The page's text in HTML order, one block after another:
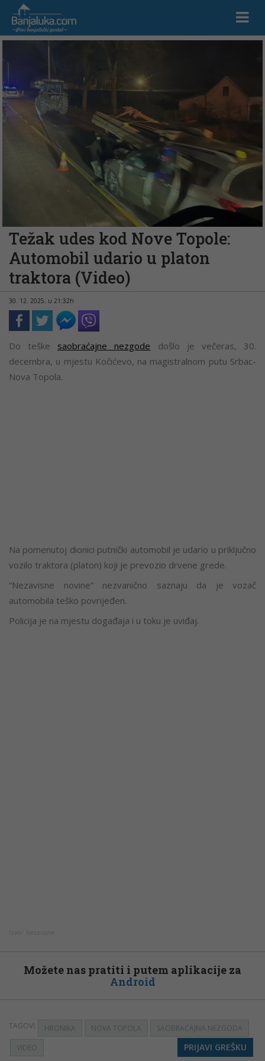
Težak udes kod Nove Topole:
Automobil udario u platon
traktora (Video)
30. 12. 2025. u 21:32h
Do teške saobraćajne nezgode došlo je večeras, 30.
decembra, u mjestu Kočićevo, na magistralnom putu Srbac-
Nova Topola.
Na pomenutoj dionici putnički automobil je udario u priključno
vozilo traktora (platon) koji je prevozio drvene grede.
“Nezavisne novine” nezvanično saznaju da je vozač
automobila teško povrijeđen.
Policija je na mjestu događaja i u toku je uviđaj.
Možete nas pratiti i putem aplikacije za
Android
TAGOVI: HRONIKA NOVA TOPOLA
SAOBRAĆAJNA NEZGODA
VIDEO
PRIJAVI GREŠKU